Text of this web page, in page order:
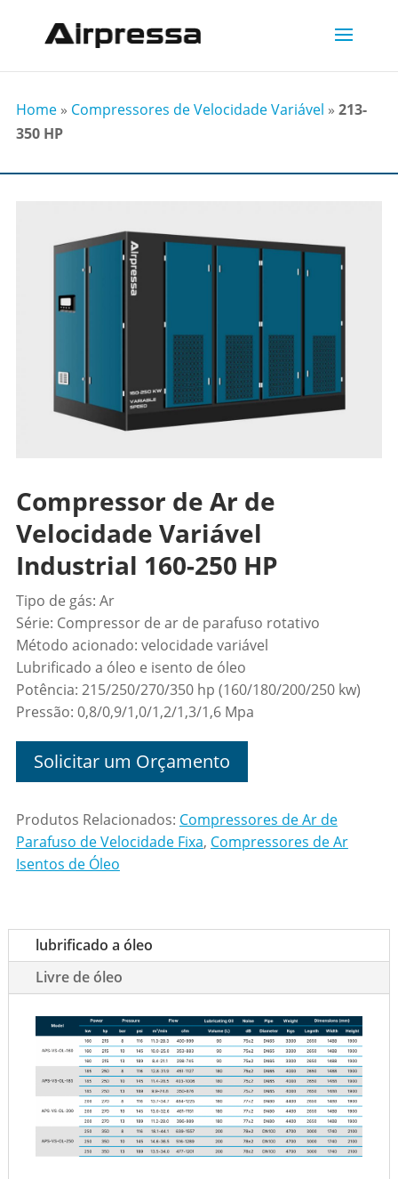
Home» Compressores de Velocidade Variável » 213-
350 HP
Compressor de Ar de
Velocidade Variável
Industrial 160-250 HP
Tipo de gás: Ar
Série: Compressor de ar de parafuso rotativo
Método acionado: velocidade variável
Lubrificado a óleo e isento de óleo
Potência: 215/250/270/350 hp (160/180/200/250 kw)
Pressão: 0,8/0,9/1,0/1,2/1,3/1,6 Mpa
Solicitar um Orçamento
Produtos Relacionados: Compressores de Ar de
Parafuso de Velocidade Fixa, Compressores de Ar
Isentos de Óleo
lubrificado a óleo
Livre de óleo